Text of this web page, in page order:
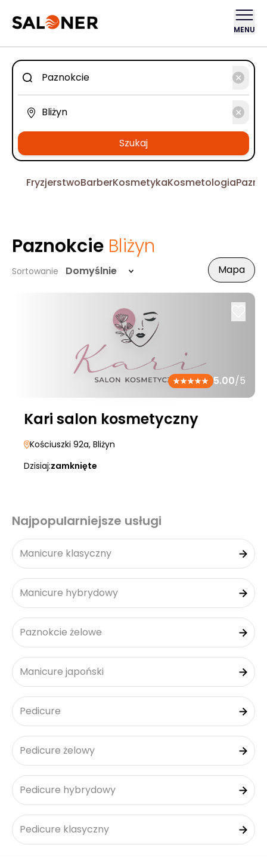
MENU
Szukaj
FryzjerstwoBarberKosmetykaKosmetologia
Paznokcie Bliżyn
Sortowanie Domyślnie Mapa
5.00/5
Kari salon kosmetyczny
Kościuszki 92a, Bliżyn
Dzisiaj:zamknięte
Najpopularniejsze usługi
Manicure klasyczny
Manicure hybrydowy
Paznokcie żelowe
Manicure japoński
Pedicure
Pedicure żelowy
Pedicure hybrydowy
Pedicure klasyczny